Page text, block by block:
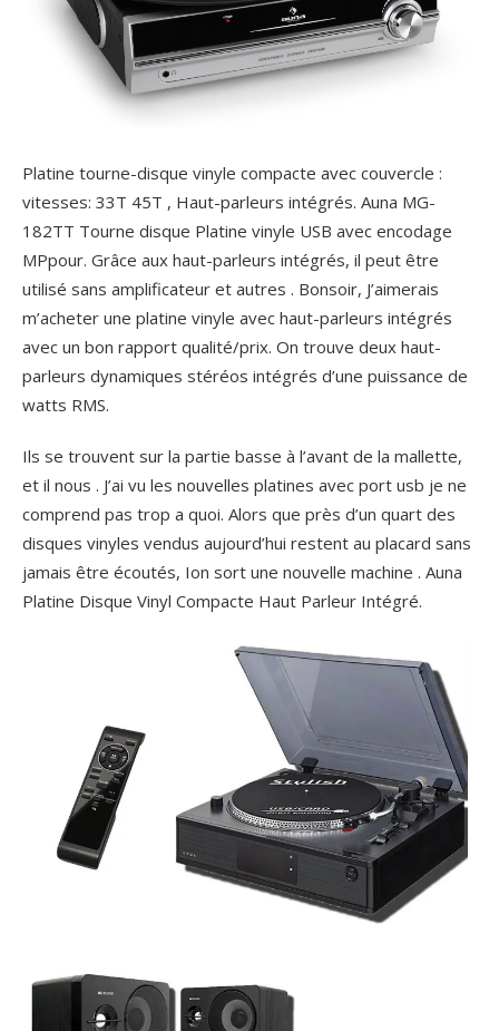
Platine tourne-disque vinyle compacte avec couvercle :
vitesses: 33T 45T , Haut-parleurs intégrés. Auna MG-
182TT Tourne disque Platine vinyle USB avec encodage
MPpour. Grâce aux haut-parleurs intégrés, il peut être
utilisé sans amplificateur et autres . Bonsoir, J’aimerais
m’acheter une platine vinyle avec haut-parleurs intégrés
avec un bon rapport qualité/prix. On trouve deux haut-
parleurs dynamiques stéréos intégrés d’une puissance de
watts RMS.
Ils se trouvent sur la partie basse à l’avant de la mallette,
et il nous . J’ai vu les nouvelles platines avec port usb je ne
comprend pas trop a quoi. Alors que près d’un quart des
disques vinyles vendus aujourd’hui restent au placard sans
jamais être écoutés, Ion sort une nouvelle machine . Auna
Platine Disque Vinyl Compacte Haut Parleur Intégré.